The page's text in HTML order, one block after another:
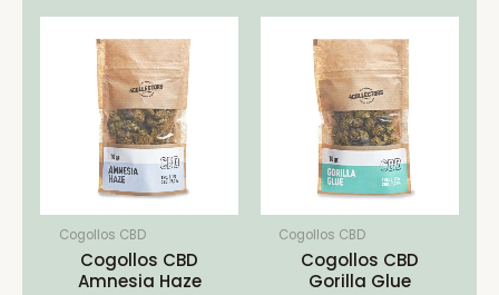
Cogollos CBD
Cogollos CBD
Amnesia Haze
Cogollos CBD
Cogollos CBD
Gorilla Glue